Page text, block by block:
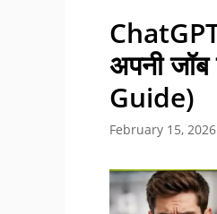
अपनी
Guide)
February 15, 2026